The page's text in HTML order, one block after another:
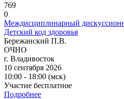
769
0
Междисциплинарный
Детский код здоровья
Бережанский П.В.
ОЧНО
г. Владивосток
10 сентября 2026
10:00 - 18:00 (мск)
Участие бесплатное
Подробнее